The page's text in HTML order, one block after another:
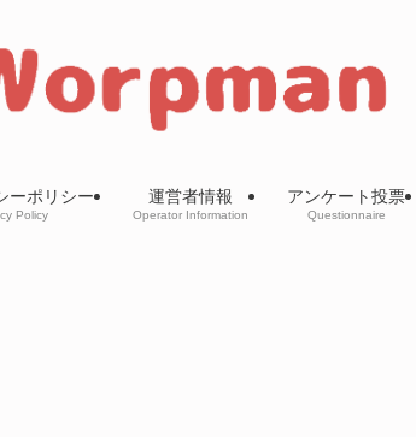
ーポリシー
Policy
運営者情報
Operator Information
アンケート投票
Questionnaire